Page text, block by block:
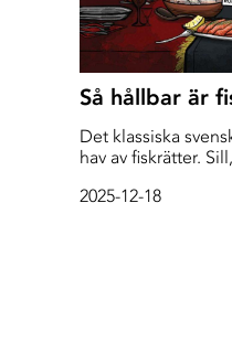
Så hållbar är
Det klassiska
hav av fiskrätter.
ut hur det ser ut för
2025-12-18